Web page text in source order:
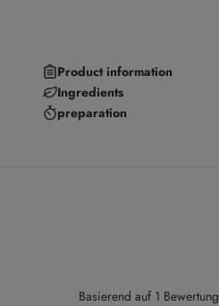
Product information
Ingredients
preparation
Basierend auf 1 Bewertung